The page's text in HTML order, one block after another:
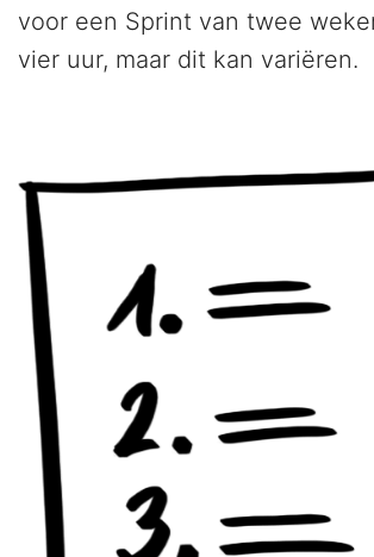
voor een Sprint van twee
vier uur, maar dit kan variëren.